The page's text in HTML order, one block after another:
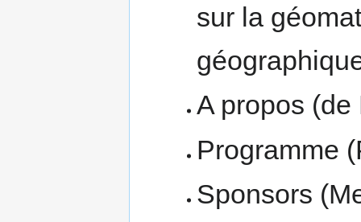
sur la
A propos (de
Programme
Sponsors